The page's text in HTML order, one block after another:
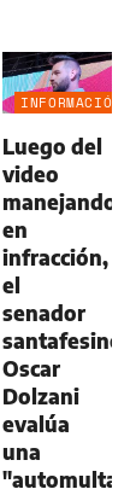
INFORMACIÓN
Luego del
video
manejando
en
infracción,
el
senador
santafesino
Oscar
Dolzani
evalúa
una
"automulta"